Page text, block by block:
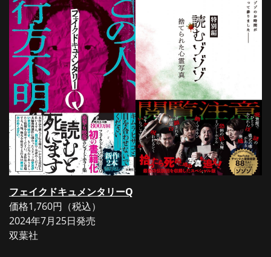
フェイクドキュメンタリーQ
価格1,760円（税込）
2024年7月25日発売
双葉社